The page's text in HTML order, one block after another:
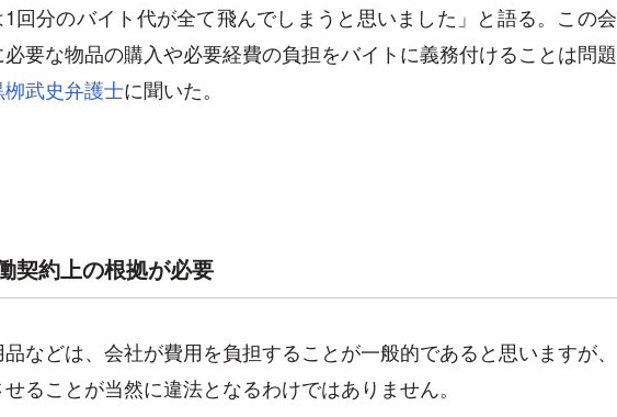
回分のバイト代が全て飛んでしまうと思いました」と語る。この会
要な物品の購入や必要経費の負担をバイトに義務付けることは問題
栁武史弁護士に聞いた。
契約上の根拠が必要
などは、会社が費用を負担することが一般的であると思いますが、
ることが当然に違法となるわけではありません。